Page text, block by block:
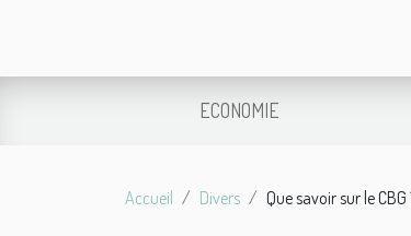
ECONOMIE
Accueil Divers Que savoir sur le CBG